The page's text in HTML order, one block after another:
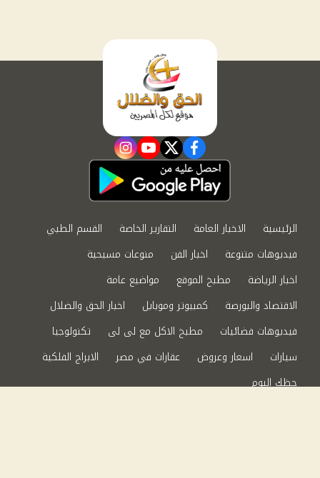
facebook
twitter
youtube
instagram
الرئيسية الاخبار العامة التقارير الخاصة
القسم الطبي
فيديوهات متنوعة
اخبار الفن
منوعات مسيحية
اخبار الرياضة
مطبخ الموقع
مواضيع عامة
الاقتصاد والبورصة
كمبيوتر وموبايل
اخبار الحق والضلال
فيديوهات فضائيات
مطبخ الاكل مع لى لى
تكنولوجيا
سيارات
اسعار وعروض عقارات في مصر
الابراج الفلكية
حظك اليوم